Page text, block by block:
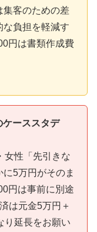
集客のための差
な負担を軽減す
円は書類作成費
ーススタデ
女性「先引きな
5万円がそのま
円は事前に別途
は元金5万円＋
り延長をお願い